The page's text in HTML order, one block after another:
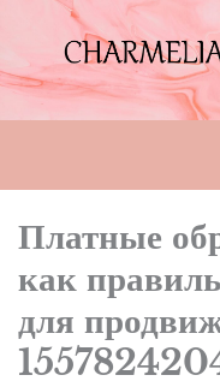
Платные
как
для